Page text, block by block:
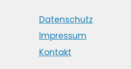
Datenschutz
Impressum
Kontakt